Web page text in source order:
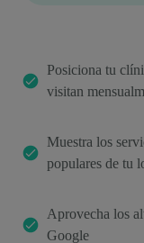
Posiciona tu
visitan
Muestra los
populares de tu
Aprovecha los
Google